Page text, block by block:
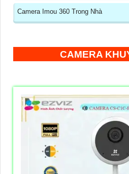
Camera Imou 360 Trong Nhà
CAMERA